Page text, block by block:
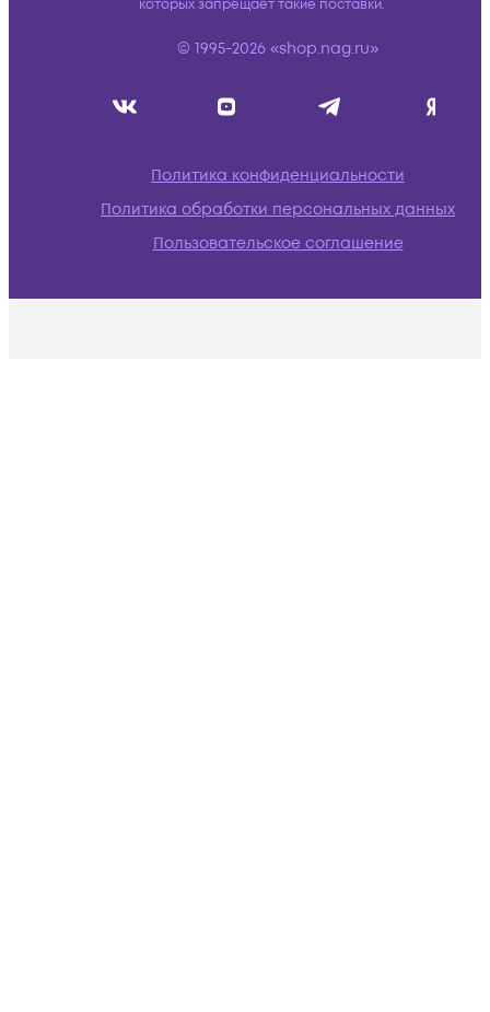
которых запрещает такие поставки.
© 1995-2026 «shop.nag.ru»
Политика конфиденциальности
Политика обработки персональных данных
Пользовательское соглашение